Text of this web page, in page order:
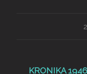
KRONIKA